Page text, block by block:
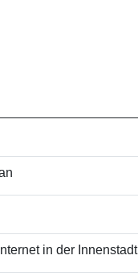
in der Innenstadt